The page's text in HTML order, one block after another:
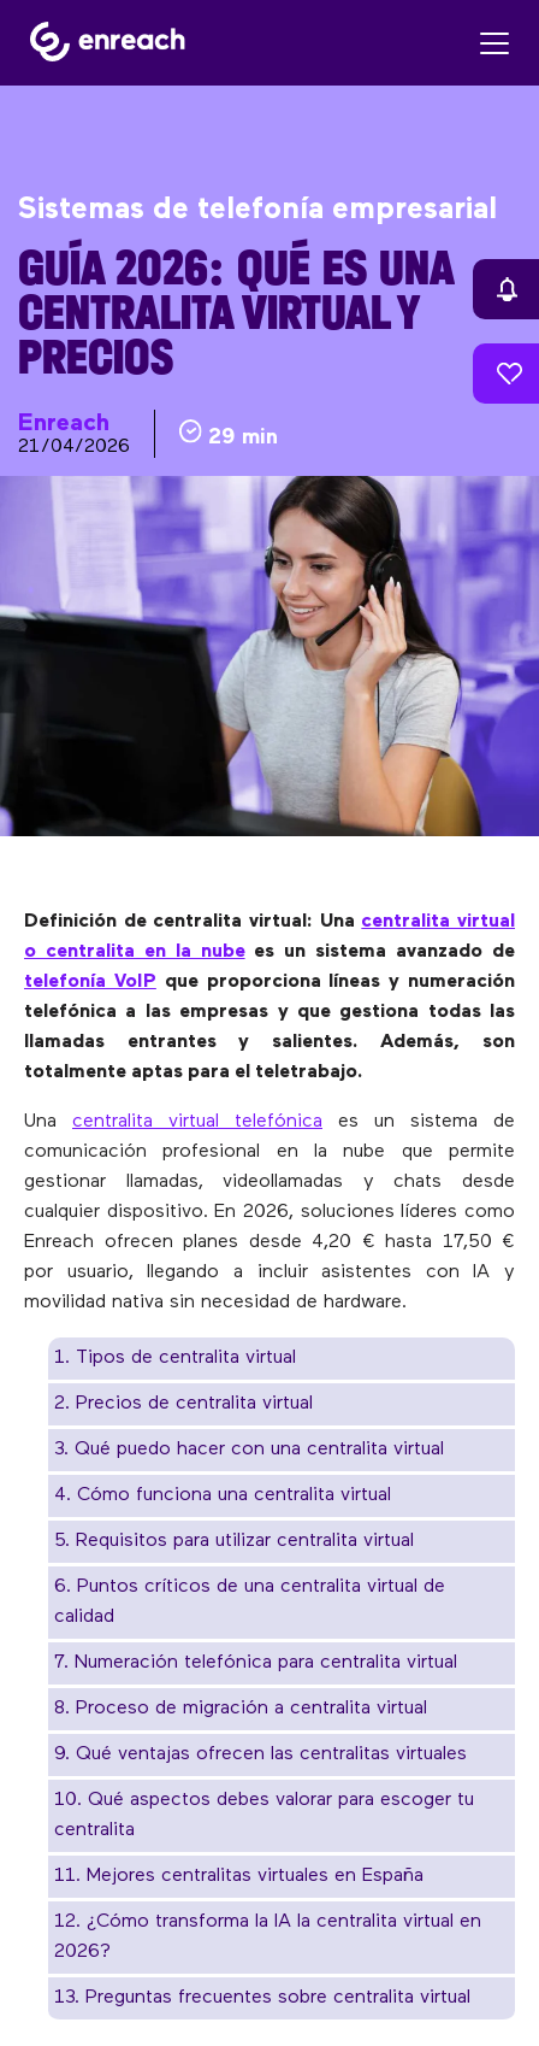
Sistemas de telefonía empresarial
GUÍA 2026: QUÉ ES UNA
CENTRALITA VIRTUAL Y
PRECIOS
Enreach
21/04/2026 29 min
Definición de centralita virtual: Una centralita virtual
o centralita en la nubees un sistema avanzado de
telefonía VoIP que proporciona líneas y numeración
telefónica a las empresas y que gestiona todas las
llamadas entrantes y salientes. Además, son
totalmente aptas para el teletrabajo.
Una centralita virtual telefónica es un sistema de
comunicación profesional en la nube que permite
gestionar llamadas, videollamadas y chats desde
cualquier dispositivo. En 2026, soluciones líderes como
Enreach ofrecen planes desde 4,20 € hasta 17,50 €
por usuario, llegando a incluir asistentes con IA y
movilidad nativa sin necesidad de hardware.
1. Tipos de centralita virtual
2. Precios de centralita virtual
3. Qué puedo hacer con una centralita virtual
4. Cómo funciona una centralita virtual
5. Requisitos para utilizar centralita virtual
6. Puntos críticos de una centralita virtual de
calidad
7. Numeración telefónica para centralita virtual
8. Proceso de migración a centralita virtual
9. Qué ventajas ofrecen las centralitas virtuales
10. Qué aspectos debes valorar para escoger tu
centralita
11. Mejores centralitas virtuales en España
12. ¿Cómo transforma la IA la centralita virtual en
2026?
13. Preguntas frecuentes sobre centralita virtual